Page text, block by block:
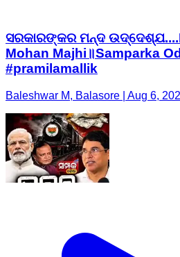
ସରକାରଙ୍କର ମନ୍ଦ
Mohan Majhi॥Samparka
#pramilamallik
Baleshwar M, Balasore | Aug 6,